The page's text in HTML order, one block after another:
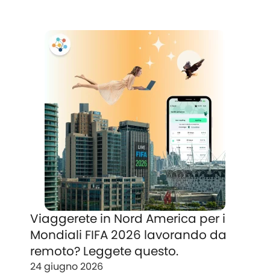
Viaggerete in Nord America per i
Mondiali FIFA 2026 lavorando da
remoto? Leggete questo.
24 giugno 2026